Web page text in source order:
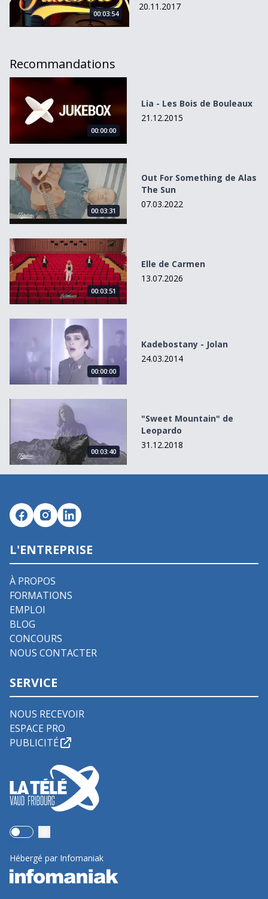
00:03:54
20.11.2017
Recommandations
Lia - Les Bois de Bouleaux
00:00:00
Lia - Les Bois de Bouleaux
21.12.2015
Out For Something de Alas The Sun
00:03:31
Out For Something de Alas
The Sun
07.03.2022
Elle de Carmen
00:03:51
Elle de Carmen
13.07.2026
Kadebostany - Jolan
00:00:00
Kadebostany - Jolan
24.03.2014
&quot;Sweet Mountain&quot; de Leopardo
00:03:40
"Sweet Mountain" de
Leopardo
31.12.2018
L'ENTREPRISE
À PROPOS
FORMATIONS
EMPLOI
BLOG
CONCOURS
NOUS CONTACTER
SERVICE
NOUS RECEVOIR
ESPACE PRO
PUBLICITÉ
Use setting
Hébergé par Infomaniak